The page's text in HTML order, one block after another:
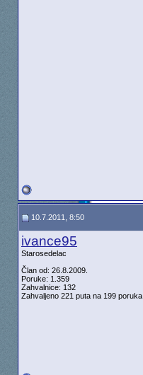
10.7.2011, 8:50
ivance95
Starosedelac
Član od: 26.8.2009.
Poruke: 1.359
Zahvalnice: 132
Zahvaljeno 221 puta na 199 poruka